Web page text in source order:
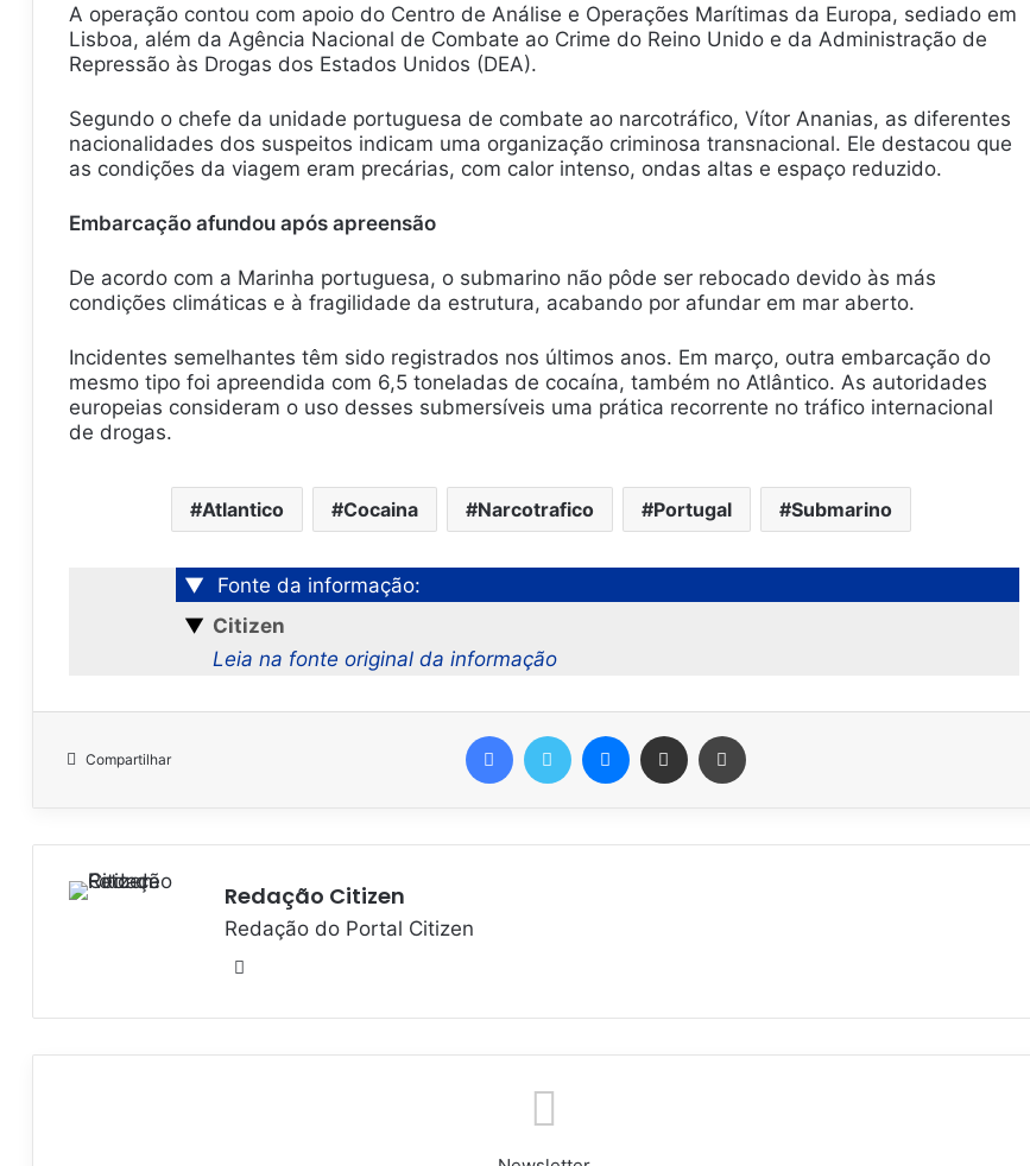
A operação contou com apoio do Centro de Análise e Operações Marítimas da Europa, sediado em
Lisboa, além da Agência Nacional de Combate ao Crime do Reino Unido e da Administração de
Repressão às Drogas dos Estados Unidos (DEA).
Segundo o chefe da unidade portuguesa de combate ao narcotráfico, Vítor Ananias, as diferentes
nacionalidades dos suspeitos indicam uma organização criminosa transnacional. Ele destacou que
as condições da viagem eram precárias, com calor intenso, ondas altas e espaço reduzido.
Embarcação afundou após apreensão
De acordo com a Marinha portuguesa, o submarino não pôde ser rebocado devido às más
condições climáticas e à fragilidade da estrutura, acabando por afundar em mar aberto.
Incidentes semelhantes têm sido registrados nos últimos anos. Em março, outra embarcação do
mesmo tipo foi apreendida com 6,5 toneladas de cocaína, também no Atlântico. As autoridades
europeias consideram o uso desses submersíveis uma prática recorrente no tráfico internacional
de drogas.
Atlantico Cocaina Narcotrafico Portugal Submarino
▼
Fonte da informação:
▼ Citizen
Leia na fonte original da informação
Compartilhar
Redação Citizen
Redação do Portal Citizen
b
s